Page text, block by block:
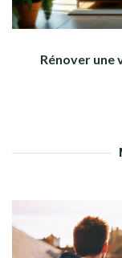
Rénover une